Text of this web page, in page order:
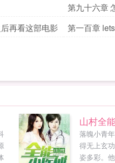
第九十六章
再看这部电影 第一百章
山村全
落魄小青
得无上玄
姿多彩。